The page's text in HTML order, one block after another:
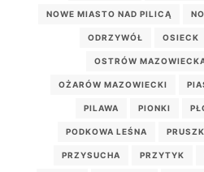
NOWE MIASTO NAD PILICĄ
ODRZYWÓŁ OSIECK
OSTRÓW
OŻARÓW MAZOWIECKI
PILAWA PIONKI
PODKOWA LEŚNA
PRZYSUCHA PRZYTYK